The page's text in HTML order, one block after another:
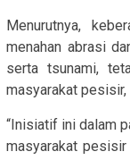
Menurutnya,
menahan abrasi
serta tsunami,
masyarakat
“Inisiatif ini dalam
masyarakat pesisir